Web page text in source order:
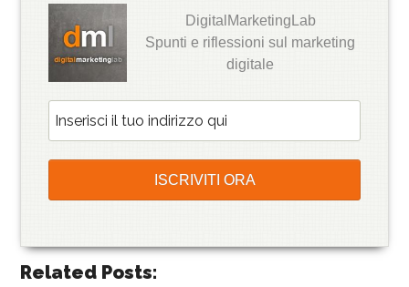
DigitalMarketingLab
Spunti e riflessioni sul marketing
digitale
Related Posts: